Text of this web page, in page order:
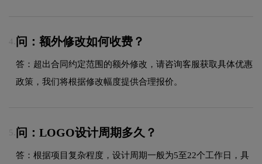
4. 问：额外修改如何收费？
答：超出合同约定范围的额外修改，请咨询客服获取具体优惠
政策，我们将根据修改幅度提供合理报价。
5. 问：LOGO设计周期多久？
答：根据项目复杂程度，设计周期一般为5至22个工作日，具